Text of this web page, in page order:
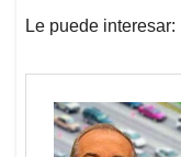
Le puede interesar: